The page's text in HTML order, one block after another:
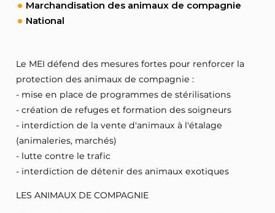
Marchandisation des animaux de compagnie
National
Le MEI défend des mesures fortes pour renforcer la
protection des animaux de compagnie :
- mise en place de programmes de stérilisations
- création de refuges et formation des soigneurs
- interdiction de la vente d'animaux à l'étalage
(animaleries, marchés)
- lutte contre le trafic
- interdiction de détenir des animaux exotiques
LES ANIMAUX DE COMPAGNIE